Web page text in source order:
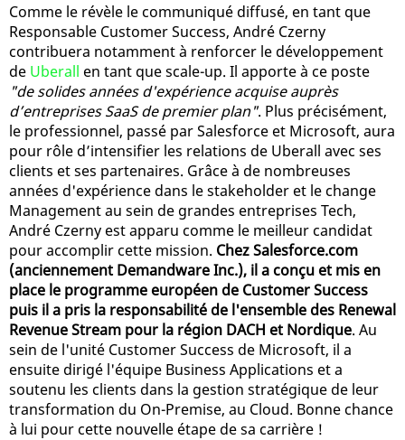
Comme le révèle le communiqué diffusé, en tant que
Responsable Customer Success, André Czerny
contribuera notamment à renforcer le développement
de Uberall en tant que scale-up. Il apporte à ce poste
"de solides années d'expérience acquise auprès
d’entreprises SaaS de premier plan". Plus précisément,
le professionnel, passé par Salesforce et Microsoft, aura
pour rôle d’intensifier les relations de Uberall avec ses
clients et ses partenaires. Grâce à de nombreuses
années d'expérience dans le stakeholder et le change
Management au sein de grandes entreprises Tech,
André Czerny est apparu comme le meilleur candidat
pour accomplir cette mission. Chez Salesforce.com
(anciennement Demandware Inc.), il a conçu et mis en
place le programme européen de Customer Success
puis il a pris la responsabilité de l'ensemble des Renewal
Revenue Stream pour la région DACH et Nordique. Au
sein de l'unité Customer Success de Microsoft, il a
ensuite dirigé l'équipe Business Applications et a
soutenu les clients dans la gestion stratégique de leur
transformation du On-Premise, au Cloud. Bonne chance
à lui pour cette nouvelle étape de sa carrière !